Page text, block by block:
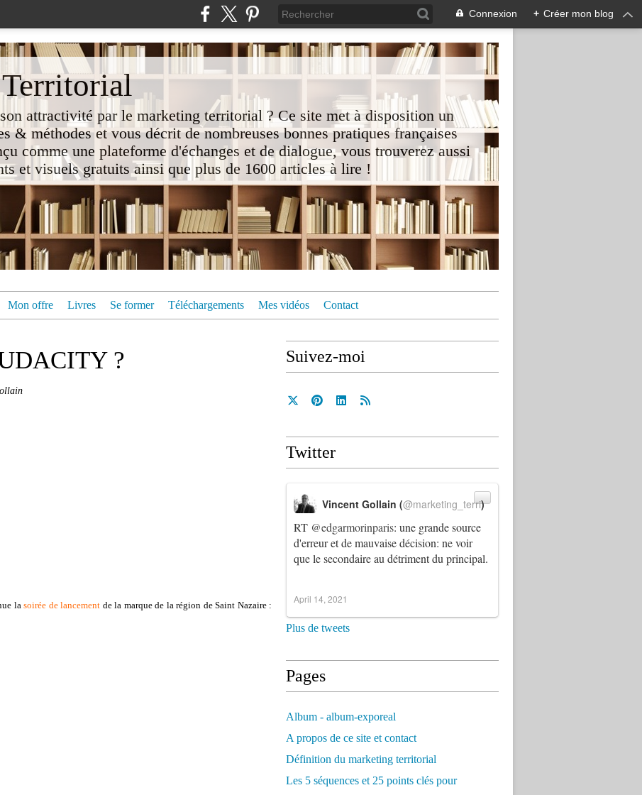
Connexion + Créer mon blog
attractivité par le marketing territorial ? Ce site met à disposition un
& méthodes et vous décrit de nombreuses bonnes pratiques françaises
comme une plateforme d'échanges et de dialogue, vous trouverez aussi
et visuels gratuits ainsi que plus de 1600 articles à lire !
Mon offre Livres Se former Téléchargements Mes vidéos Contact
?
la soirée de lancement de la marque de la région de Saint Nazaire :
Suivez-moi
Twitter
RT @edgarmorinparis: une grande source
d'erreur et de mauvaise décision: ne voir
que le secondaire au détriment du principal.
Vincent Gollain (@marketing_terri)
April 14, 2021
Plus de tweets
Pages
Album - album-exporeal
A propos de ce site et contact
Définition du marketing territorial
Les 5 séquences et 25 points clés pour